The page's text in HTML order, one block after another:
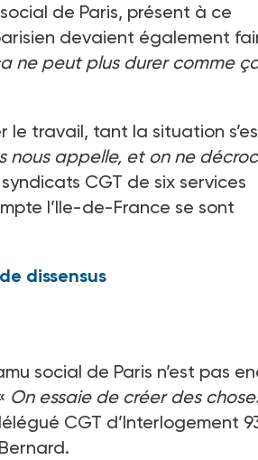
de Paris, présent à ce
devaient également
ne peut plus durer comme
le travail, tant la situation
nous appelle, et on ne
CGT de six services
l’Ile-de-France se sont
dissensus
social de Paris n’est pas
On essaie de créer des
CGT d’Interlogement